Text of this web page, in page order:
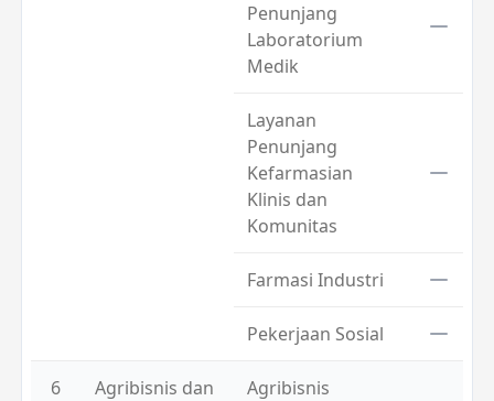
Penunjang
Laboratorium
Medik
Layanan
Penunjang
Kefarmasian
Klinis dan
Komunitas
Farmasi Industri
Pekerjaan Sosial
6
Agribisnis dan
Agribisnis